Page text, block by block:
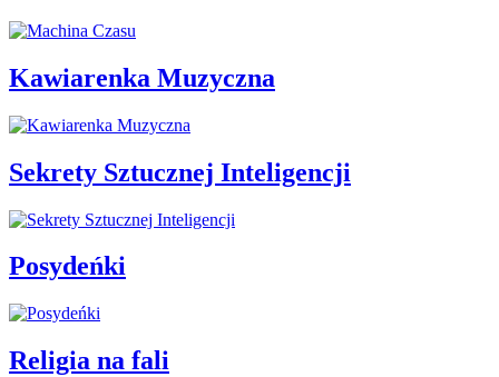
Kawiarenka Muzyczna
Sekrety Sztucznej Inteligencji
Posydeńki
Religia na fali